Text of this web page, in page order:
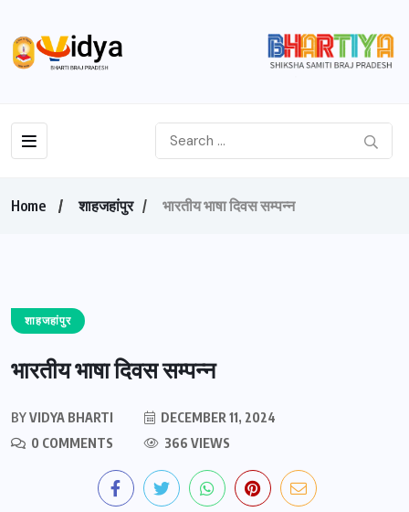
Home शाहजहांपुर भारतीय भाषा दिवस सम्पन्न
शाहजहांपुर
भारतीय भाषा दिवस सम्पन्न
BYVIDYA BHARTI
DECEMBER 11, 2024
0 COMMENTS
366 VIEWS